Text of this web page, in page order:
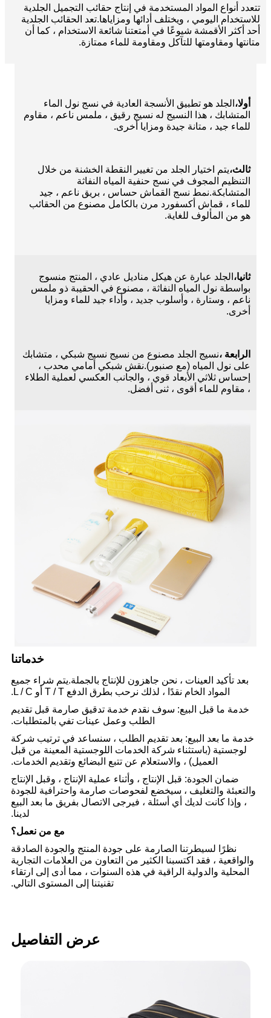
تتعدد أنواع المواد المستخدمة في إنتاج حقائب التجميل الجلدية
للاستخدام اليومي ، ويختلف أدائها ومزاياها.تعد الحقائب الجلدية
أحد أكثر الأقمشة شيوعًا في أمتعتنا شائعة الاستخدام ، كما أن
متانتها ومقاومتها للتآكل ومقاومة للماء ممتازة.
أولا، الجلد هو تطبيق الأنسجة العادية في نسج نول الماء
المتشابك ، هذا النسيج له نسيج رقيق ، ملمس ناعم ، مقاوم
للماء جيد ، متانة جيدة ومزايا أخرى.
ثالث،يتم اختيار الجلد من تغيير النقطة الخشنة من خلال
التنظيم المجوف في نسج حنفية المياه النفاثة
المتشابكة.نمط نسج القماش حساس ، بريق ناعم ، جيد
للماء ، قماش أكسفورد مرن بالكامل مصنوع من الحقائب
هو من المألوف للغاية.
ثانيا، الجلد عبارة عن هيكل مناديل عادي ، المنتج منسوج
بواسطة نول المياه النفاثة ، مصنوع في الحقيبة ذو ملمس
ناعم ، وستارة ، وأسلوب جديد ، وأداء جيد للماء ومزايا
أخرى.
الرابعة ،نسيج الجلد مصنوع من نسيج نسيج شبكي ، متشابك
على نول المياه (مع صنبور).نقش شبكي أمامي محدب ،
إحساس ثلاثي الأبعاد قوي ، والجانب العكسي لعملية الطلاء
، مقاوم للماء أقوى ، ثنى أفضل.
خدماتنا
بعد تأكيد العينات ، نحن جاهزون للإنتاج بالجملة.يتم شراء جميع
المواد الخام نقدًا ، لذلك نرحب بطرق الدفع T / T أو L / C.
خدمة ما قبل البيع: سوف نقدم خدمة تدقيق صارمة قبل تقديم
الطلب وعمل عينات تفي بالمتطلبات.
خدمة ما بعد البيع: بعد تقديم الطلب ، سنساعد في ترتيب شركة
لوجستية (باستثناء شركة الخدمات اللوجستية المعينة من قبل
العميل) ، والاستعلام عن تتبع البضائع وتقديم الخدمات.
ضمان الجودة: قبل الإنتاج ، وأثناء عملية الإنتاج ، وقبل الإنتاج
والتعبئة والتغليف ، سيخضع لفحوصات صارمة واحترافية للجودة
، وإذا كانت لديك أي أسئلة ، فيرجى الاتصال بفريق ما بعد البيع
لدينا.
مع من نعمل؟
نظرًا لسيطرتنا الصارمة على جودة المنتج والجودة الصادقة
والواقعية ، فقد اكتسبنا الكثير من التعاون من العلامات التجارية
المحلية والدولية الراقية في هذه السنوات ، مما أدى إلى ارتقاء
تقنيتنا إلى المستوى التالي.
عرض التفاصيل